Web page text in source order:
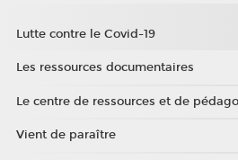
Lutte contre le Covid-19
Les ressources documentaires
Le centre de ressources et de
Vient de paraître